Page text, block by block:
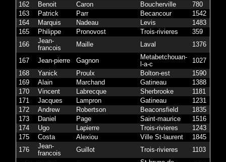
162
Benoit Caron Boucherville 780
163
Patrick Parr Becancour 1542
164
Marquis Nadeau Levis 1483
165
Philippe Pronovost Trois-rivieres 359
166
Jean-
francois
Maille Laval 1376
167 Jean-pierre Gagnon
Metabetchouan-
l-a-c
1027
168
Yanick Proulx Bolton-est 1590
169
Alain Marchand Gatineau 1388
170
Vincent Labrecque Sherbrooke 1181
171
Jacques Lampron Gatineau 1231
172
Andrew Robertson Beaconsfield 1835
173
Daniel Page Saint-maurice 1516
174
Ugo Lapierre Trois-rivieres 1243
175
Costa Alexiou Ville St-laurent 1845
176
Jean-
francois
Guillot Trois-rivieres 1103